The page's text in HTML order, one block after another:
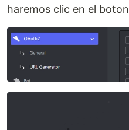
haremos clic en el boton